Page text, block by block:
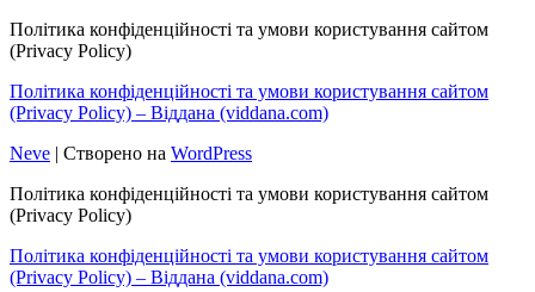
Політика конфіденційності та умови користування сайтом
(Privacy Policy)
Політика конфіденційності та умови користування сайтом
(Privacy Policy) – Віддана (viddana.com)
Neve | Створено на WordPress
Політика конфіденційності та умови користування сайтом
(Privacy Policy)
Політика конфіденційності та умови користування сайтом
(Privacy Policy) – Віддана (viddana.com)